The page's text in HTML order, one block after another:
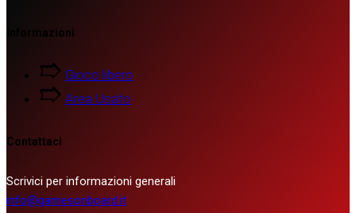
Informazioni
Gioco libero
Area Usato
Contattaci
Scrivici per informazioni generali
info@gamesonboard.it